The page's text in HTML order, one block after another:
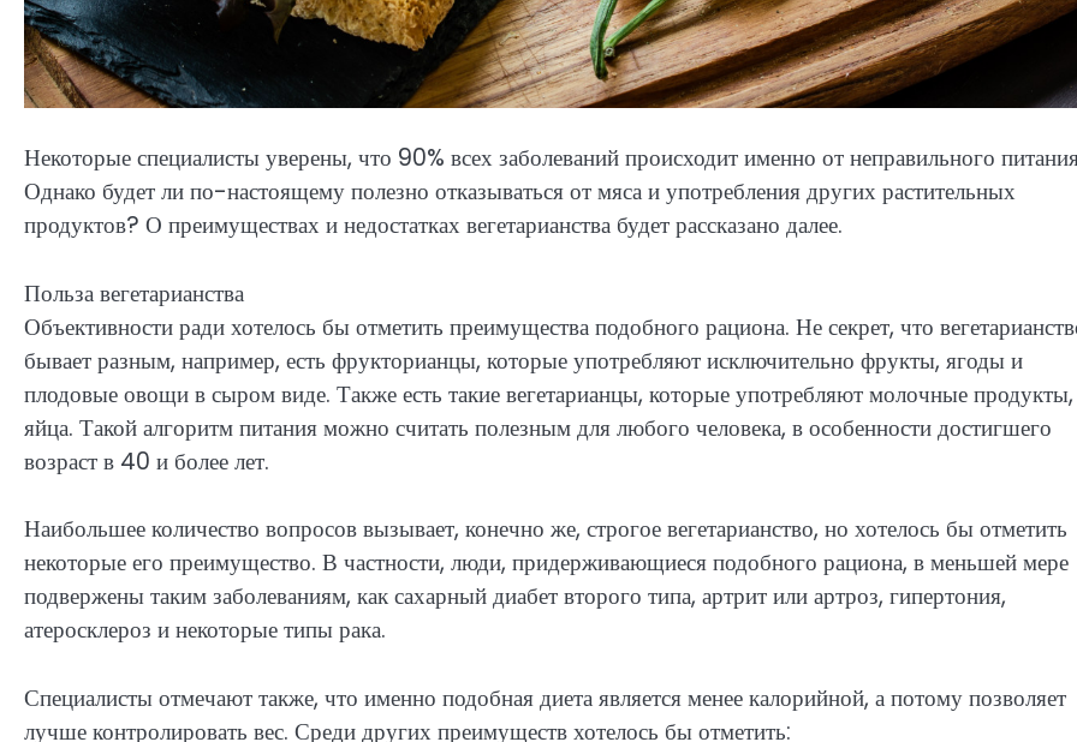
Некоторые специалисты уверены, что 90% всех заболеваний происходит именно от неправильного
Однако будет ли по-настоящему полезно отказываться от мяса и употребления других растительных
продуктов? О преимуществах и недостатках вегетарианства будет рассказано далее.
Польза вегетарианства
Объективности ради хотелось бы отметить преимущества подобного рациона. Не секрет, что
бывает разным, например, есть фрукторианцы, которые употребляют исключительно фрукты, ягоды и
плодовые овощи в сыром виде. Также есть такие вегетарианцы, которые употребляют молочные продукты,
яйца. Такой алгоритм питания можно считать полезным для любого человека, в особенности достигшего
возраст в 40 и более лет.
Наибольшее количество вопросов вызывает, конечно же, строгое вегетарианство, но хотелось бы отметить
некоторые его преимущество. В частности, люди, придерживающиеся подобного рациона, в меньшей мере
подвержены таким заболеваниям, как сахарный диабет второго типа, артрит или артроз, гипертония,
атеросклероз и некоторые типы рака.
Специалисты отмечают также, что именно подобная диета является менее калорийной, а потому позволяет
лучше контролировать вес. Среди других преимуществ хотелось бы отметить: